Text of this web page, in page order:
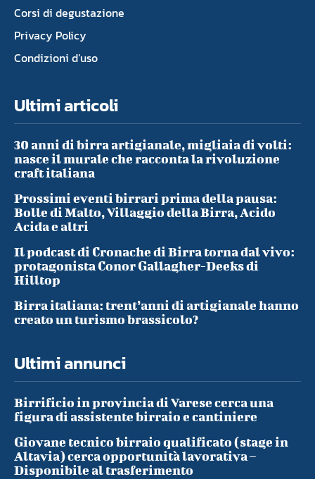
Corsi di degustazione
Privacy Policy
Condizioni d’uso
Ultimi articoli
30 anni di birra artigianale, migliaia di volti:
nasce il murale che racconta la rivoluzione
craft italiana
Prossimi eventi birrari prima della pausa:
Bolle di Malto, Villaggio della Birra, Acido
Acida e altri
Il podcast di Cronache di Birra torna dal vivo:
protagonista Conor Gallagher-Deeks di
Hilltop
Birra italiana: trent’anni di artigianale hanno
creato un turismo brassicolo?
Ultimi annunci
Birrificio in provincia di Varese cerca una
figura di assistente birraio e cantiniere
Giovane tecnico birraio qualificato (stage in
Altavia) cerca opportunità lavorativa –
Disponibile al trasferimento